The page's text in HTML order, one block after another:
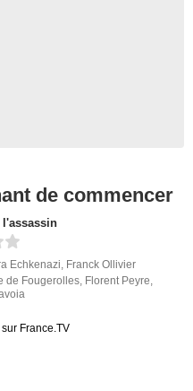
de commencer
l'assassin
Echkenazi Franck Ollivier
de Fougerolles Florent Peyre
France.TV